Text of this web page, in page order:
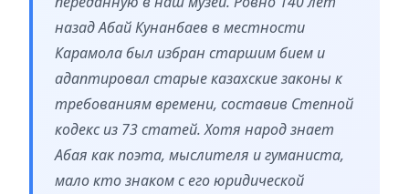
назад Абай Кунанбаев в местности
Карамола был избран старшим бием и
адаптировал старые казахские законы к
требованиям времени, составив Степной
кодекс из 73 статей. Хотя народ знает
Абая как поэта, мыслителя и гуманиста,
мало кто знаком с его юридической